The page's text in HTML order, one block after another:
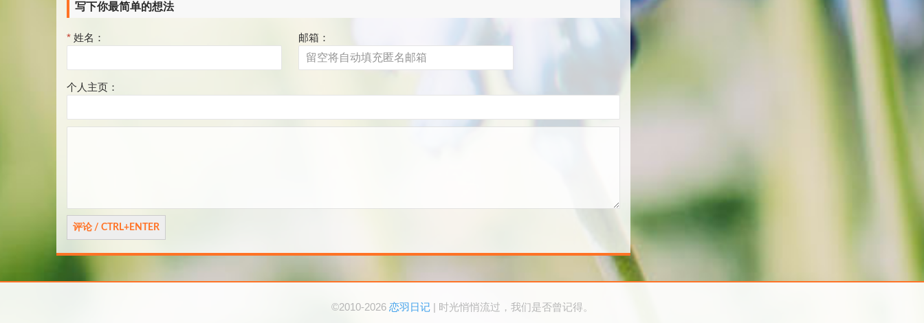
分
页
写下你最简单的想法
* 姓名： 邮箱：
个人主页：
©2010-2026 恋羽日记 | 时光悄悄流过，我们是否曾记得。